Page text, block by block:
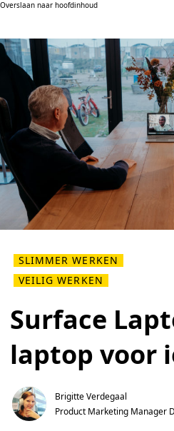
Overslaan naar hoofdinhoud
SLIMMER WERKEN
VEILIG WERKEN
Surface
laptop voor
Brigitte Verdegaal
Product Marketing Manager